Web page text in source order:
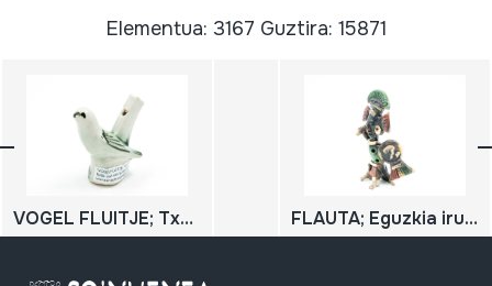
Elementua: 3167 Guztira: 15871
VOGEL FLUITJE; Txori flauta FLAUTA; Eguzkia irudikatzen duen buztinezko flauta